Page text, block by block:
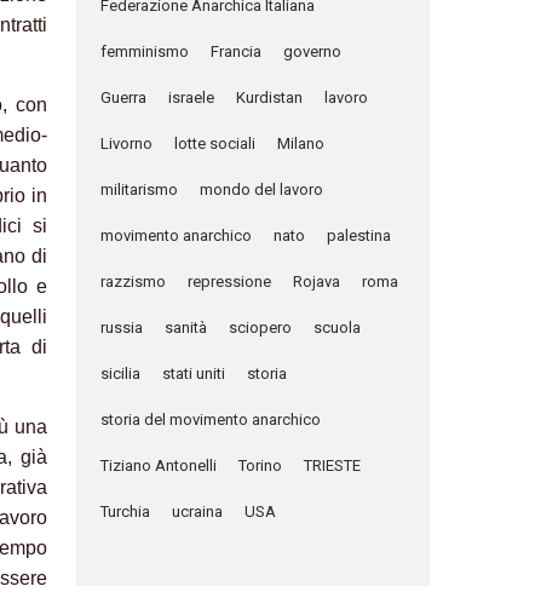
con
in
si
di
e
di
una
già
Federazione Anarchica Italiana
femminismo Francia governo
Guerra israele Kurdistan lavoro
Livorno lotte sociali Milano
militarismo mondo del lavoro
movimento anarchico nato palestina
razzismo repressione Rojava roma
russia sanità sciopero scuola
sicilia stati uniti storia
storia del movimento anarchico
Tiziano Antonelli Torino TRIESTE
Turchia ucraina USA